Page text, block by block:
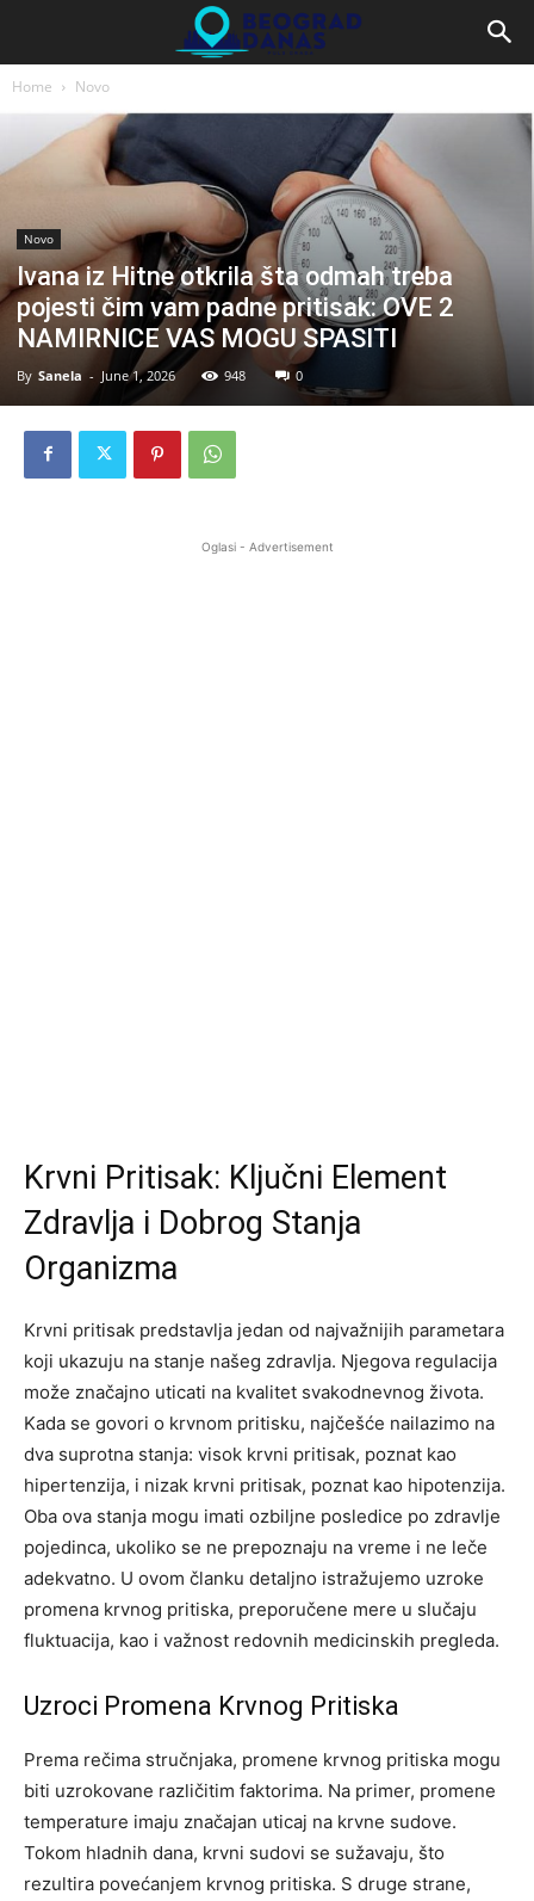
Home Novo
Novo
Ivana iz Hitne otkrila šta odmah treba
pojesti čim vam padne pritisak: OVE 2
NAMIRNICE VAS MOGU SPASITI
By Sanela - June 1, 2026 948 0
Oglasi - Advertisement
Krvni Pritisak: Ključni Element
Zdravlja i Dobrog Stanja
Organizma
Krvni pritisak predstavlja jedan od najvažnijih parametara
koji ukazuju na stanje našeg zdravlja. Njegova regulacija
može značajno uticati na kvalitet svakodnevnog života.
Kada se govori o krvnom pritisku, najčešće nailazimo na
dva suprotna stanja: visok krvni pritisak, poznat kao
hipertenzija, i nizak krvni pritisak, poznat kao hipotenzija.
Oba ova stanja mogu imati ozbiljne posledice po zdravlje
pojedinca, ukoliko se ne prepoznaju na vreme i ne leče
adekvatno. U ovom članku detaljno istražujemo uzroke
promena krvnog pritiska, preporučene mere u slučaju
fluktuacija, kao i važnost redovnih medicinskih pregleda.
Uzroci Promena Krvnog Pritiska
Prema rečima stručnjaka, promene krvnog pritiska mogu
biti uzrokovane različitim faktorima. Na primer, promene
temperature imaju značajan uticaj na krvne sudove.
Tokom hladnih dana, krvni sudovi se sužavaju, što
rezultira povećanjem krvnog pritiska. S druge strane,